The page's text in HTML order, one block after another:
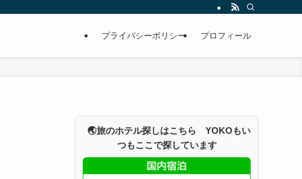
プライバシーポリシー プロフィール
🌏旅のホテル探しはこちら YOKOもい
つもここで探しています